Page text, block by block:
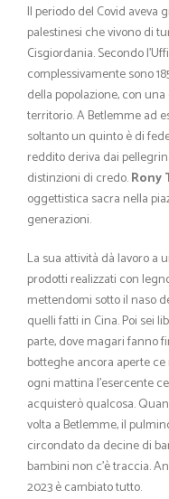
Il periodo del Covid aveva
palestinesi che vivono di
Cisgiordania. Secondo
complessivamente sono
della popolazione, con
territorio. A Betlemme ad
soltanto un quinto è di
reddito deriva dai
distinzioni di credo.Rony
oggettistica sacra nella
generazioni.
La sua attività dà lavoro a
prodotti realizzati con
mettendomi sotto il naso
quelli fatti in Cina. Poi sei
parte, dove magari fanno
botteghe ancora aperte ce
ogni mattina l’esercente
acquisterò qualcosa.
volta a Betlemme, il
circondato da decine di
bambini non c’è traccia.
2023 è cambiato tutto.